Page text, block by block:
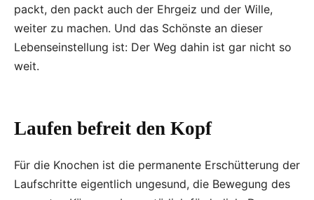
packt, den packt auch der Ehrgeiz und der Wille,
weiter zu machen. Und das Schönste an dieser
Lebenseinstellung ist: Der Weg dahin ist gar nicht so
weit.
Laufen befreit den Kopf
Für die Knochen ist die permanente Erschütterung der
Laufschritte eigentlich ungesund, die Bewegung des